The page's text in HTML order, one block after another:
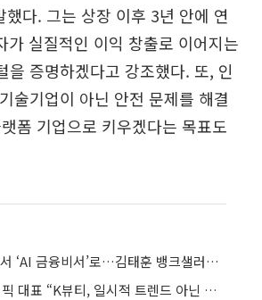
했다. 그는 상장 이후 3년 안에 연
가 실질적인 이익 창출로 이어지는
을 증명하겠다고 강조했다. 또, 인
술기업이 아닌 안전 문제를 해결
폼 기업으로 키우겠다는 목표도
‘뼈 때리는 금융앱’서 ‘AI 금융비서’로…김태훈 뱅크샐러드 대표의 승부수
김승환 아모레퍼시픽 대표 “K뷰티, 일시적 트렌드 아닌 글로벌 스킨케어 새 기준”